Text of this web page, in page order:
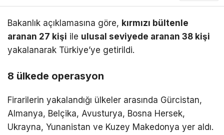
Bakanlık açıklamasına göre, kırmızı bültenle
aranan 27 kişi ile ulusal seviyede aranan 38 kişi
yakalanarak Türkiye’ye getirildi.
8 ülkede operasyon
Firarilerin yakalandığı ülkeler arasında Gürcistan,
Almanya, Belçika, Avusturya, Bosna Hersek,
Ukrayna, Yunanistan ve Kuzey Makedonya yer aldı.